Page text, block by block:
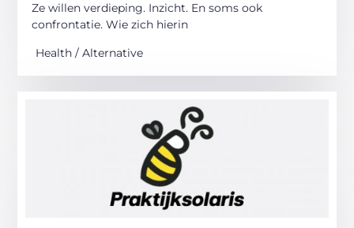
Ze willen verdieping. Inzicht. En soms ook
confrontatie. Wie zich hierin
Health / Alternative